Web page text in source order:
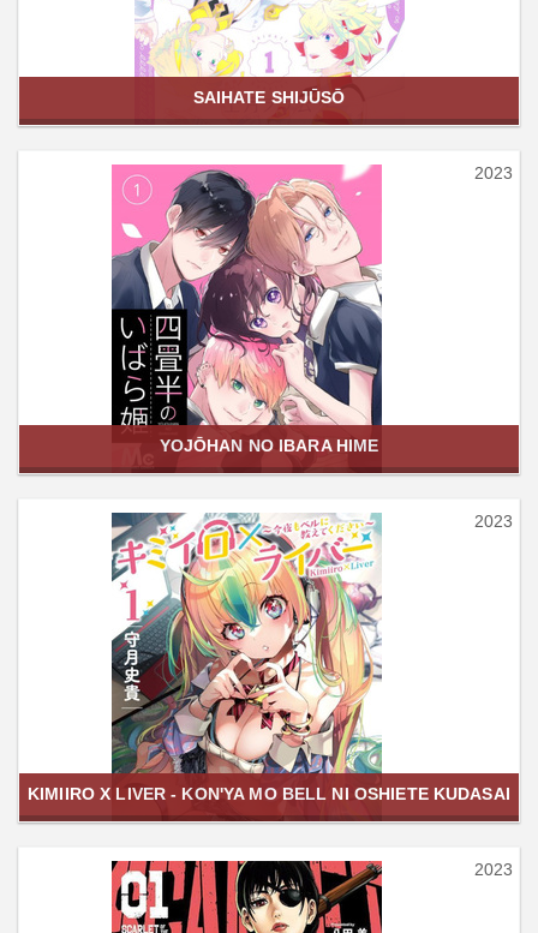
SAIHATE SHIJŪSŌ
2023
YOJŌHAN NO IBARA HIME
2023
KIMIIRO X LIVER - KON'YA MO BELL NI OSHIETE KUDASAI
2023